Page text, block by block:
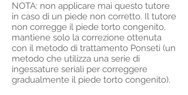
NOTA: non applicare mai questo tutore
in caso di un piede non corretto. Il tutore
non corregge il piede torto congenito,
mantiene solo la correzione ottenuta
con il metodo di trattamento Ponseti (un
metodo che utilizza una serie di
ingessature seriali per correggere
gradualmente il piede torto congenito).